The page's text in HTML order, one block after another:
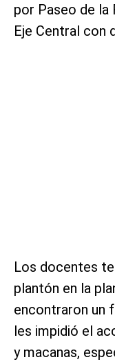
por Paseo de la
Eje Central con
Los docentes
plantón en la
encontraron un
les impidió el
y macanas,